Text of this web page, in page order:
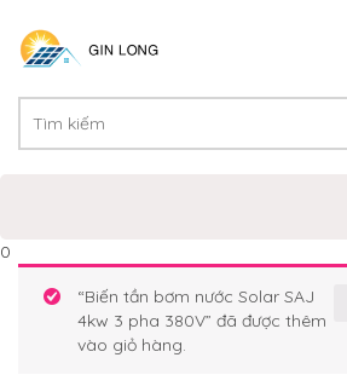
0
“Biến tần bơm nước Solar SAJ
4kw 3 pha 380V” đã được thêm
vào giỏ hàng.